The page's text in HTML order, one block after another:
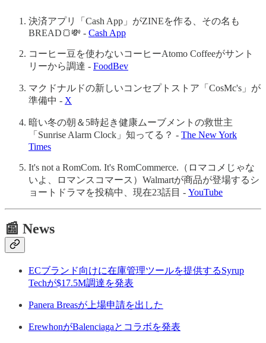
決済アプリ「Cash App」がZINEを作る、その名も
BREAD🍞💸 - Cash App
コーヒー豆を使わないコーヒーAtomo Coffeeがサント
リーから調達 - FoodBev
マクドナルドの新しいコンセプトストア「CosMc's」が
準備中 - X
暗い冬の朝＆5時起き健康ムーブメントの救世主
「Sunrise Alarm Clock」知ってる？ - The New York
Times
It's not a RomCom. It's RomCommerce.（ロマコメじゃな
いよ、ロマンスコマース）Walmartが商品が登場するシ
ョートドラマを投稿中、現在23話目 - YouTube
📰 News
ECブランド向けに在庫管理ツールを提供するSyrup
Techが$17.5M調達を発表
Panera Breasが上場申請を出した
ErewhonがBalenciagaとコラボを発表